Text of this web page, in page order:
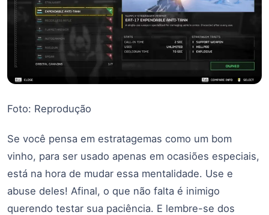
Foto: Reprodução
Se você pensa em estratagemas como um bom
vinho, para ser usado apenas em ocasiões especiais,
está na hora de mudar essa mentalidade. Use e
abuse deles! Afinal, o que não falta é inimigo
querendo testar sua paciência. E lembre-se dos